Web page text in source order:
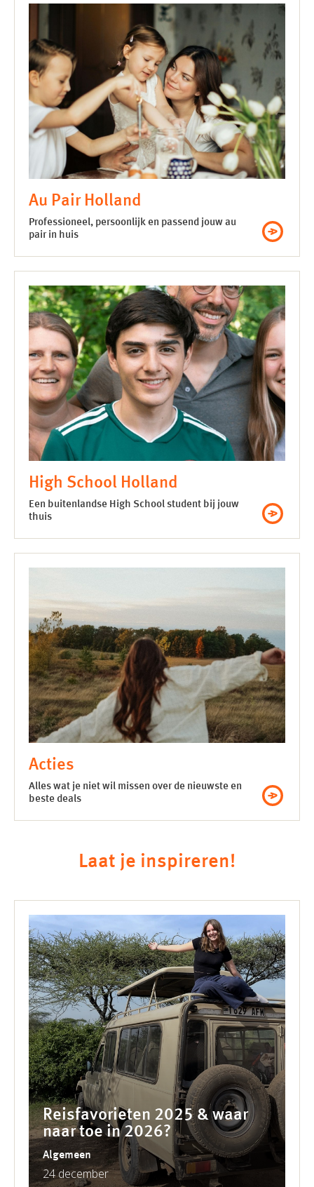
Au Pair Holland
Professioneel, persoonlijk en passend jouw au
pair in huis
High School Holland
Een buitenlandse High School student bij jouw
thuis
Acties
Alles wat je niet wil missen over de nieuwste en
beste deals
Laat je inspireren!
Reisfavorieten 2025 & waar
naar toe in 2026?
Algemeen
24 december